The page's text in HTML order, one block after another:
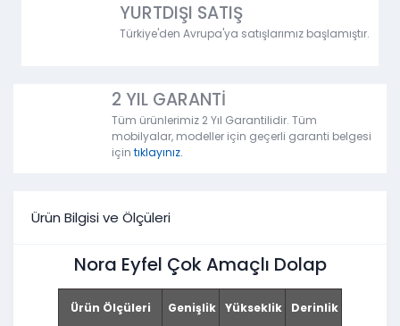
YURTDIŞI SATIŞ
Türkiye'den Avrupa'ya satışlarımız başlamıştır.
2 YIL GARANTİ
Tüm ürünlerimiz 2 Yıl Garantilidir. Tüm
mobilyalar, modeller için geçerli garanti belgesi
için tıklayınız.
Ürün Bilgisi ve Ölçüleri
Nora Eyfel Çok Amaçlı Dolap
Ürün Ölçüleri Genişlik Yükseklik Derinlik